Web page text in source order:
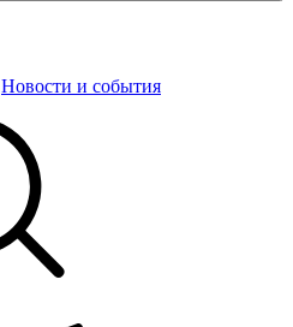
Новости и события